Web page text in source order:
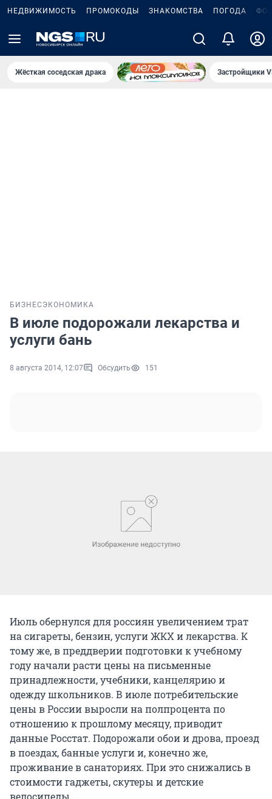
НЕДВИЖИМОСТЬ ПРОМОКОДЫ ЗНАКОМСТВА ПОГОДА
Жёсткая соседская драка Застройщики
БИЗНЕС ЭКОНОМИКА
В июле подорожали лекарства и
услуги бань
8 августа 2014, 12:07 Обсудить 151
Июль обернулся для россиян увеличением трат
на сигареты, бензин, услуги ЖКХ и лекарства. К
тому же, в преддверии подготовки к учебному
году начали расти цены на письменные
принадлежности, учебники, канцелярию и
одежду школьников. В июле потребительские
цены в России выросли на полпроцента по
отношению к прошлому месяцу, приводит
данные Росстат. Подорожали обои и дрова, проезд
в поездах, банные услуги и, конечно же,
проживание в санаториях. При это снижались в
стоимости гаджеты, скутеры и детские
велосипеды.